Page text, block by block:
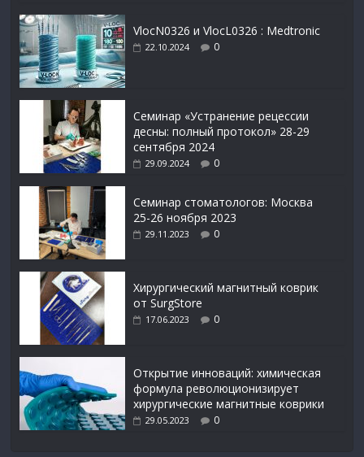
VlocN0326 и VlocL0326 : Medtronic
22.10.2024 0
Семинар «Устранение рецессии
десны: полный протокол» 28-29
сентября 2024
29.09.2024 0
Семинар стоматологов: Москва
25-26 ноября 2023
29.11.2023 0
Xирургический магнитный коврик
от SurgStore
17.06.2023 0
Открытие инноваций: химическая
формула революционизирует
хирургические магнитные коврики
29.05.2023 0